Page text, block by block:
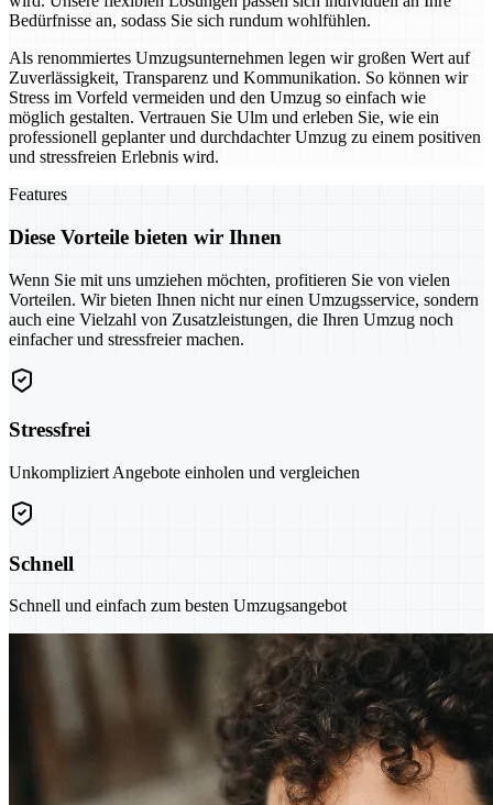
Bedürfnisse an, sodass Sie sich rundum wohlfühlen.
Als renommiertes Umzugsunternehmen legen wir großen Wert auf
Zuverlässigkeit, Transparenz und Kommunikation. So können wir
Stress im Vorfeld vermeiden und den Umzug so einfach wie
möglich gestalten. Vertrauen Sie Ulm und erleben Sie, wie ein
professionell geplanter und durchdachter Umzug zu einem positiven
und stressfreien Erlebnis wird.
Features
Diese Vorteile bieten wir Ihnen
Wenn Sie mit uns umziehen möchten, profitieren Sie von vielen
Vorteilen. Wir bieten Ihnen nicht nur einen Umzugsservice, sondern
auch eine Vielzahl von Zusatzleistungen, die Ihren Umzug noch
einfacher und stressfreier machen.
Stressfrei
Unkompliziert Angebote einholen und vergleichen
Schnell
Schnell und einfach zum besten Umzugsangebot